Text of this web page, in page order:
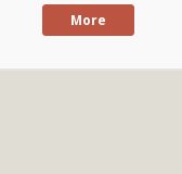
More